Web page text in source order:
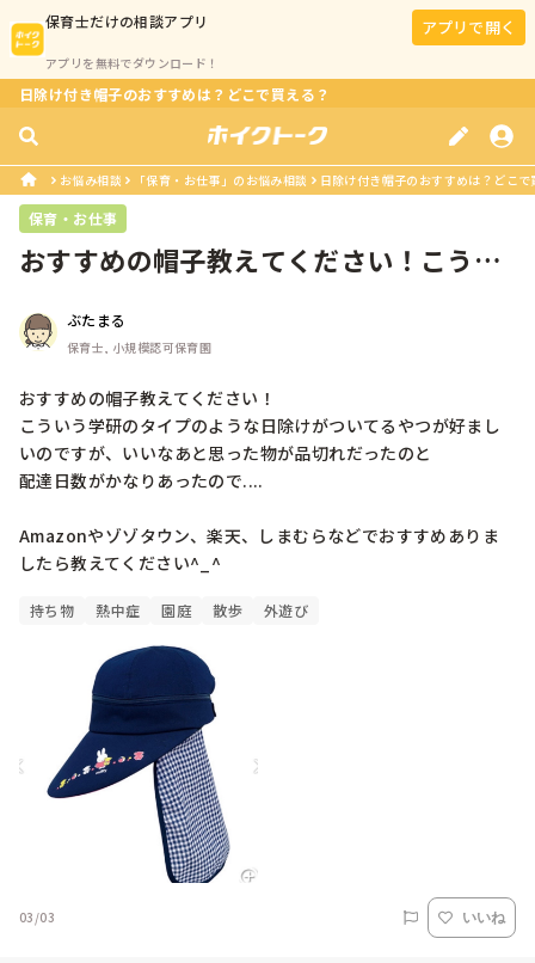
保育士だけの相談アプリ
アプリを無料でダウンロード！
アプリで開く
日除け付き帽子のおすすめは？どこで買える？
お悩み相談 「保育・お仕事」のお悩み相談 日除け付き帽子のおすすめは？どこで
保育・お仕事
おすすめの帽子教えてください！こうい
ぶたまる
保育士, 小規模認可保育園
おすすめの帽子教えてください！
こういう学研のタイプのような日除けがついてるやつが好まし
いのですが、いいなあと思った物が品切れだったのと
配達日数がかなりあったので....
Amazonやゾゾタウン、楽天、しまむらなどでおすすめありま
したら教えてください^_^
持ち物 熱中症 園庭 散歩 外遊び
03/03 いいね